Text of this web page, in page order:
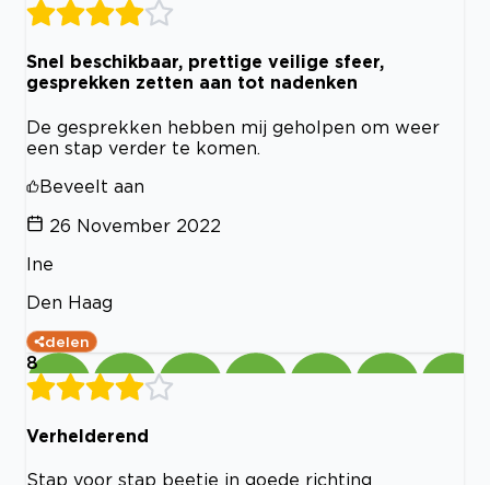
Snel beschikbaar, prettige veilige sfeer,
gesprekken zetten aan tot nadenken
De gesprekken hebben mij geholpen om weer
een stap verder te komen.
Beveelt aan
26 November 2022
Ine
Den Haag
delen
8
Verhelderend
Stap voor stap beetje in goede richting